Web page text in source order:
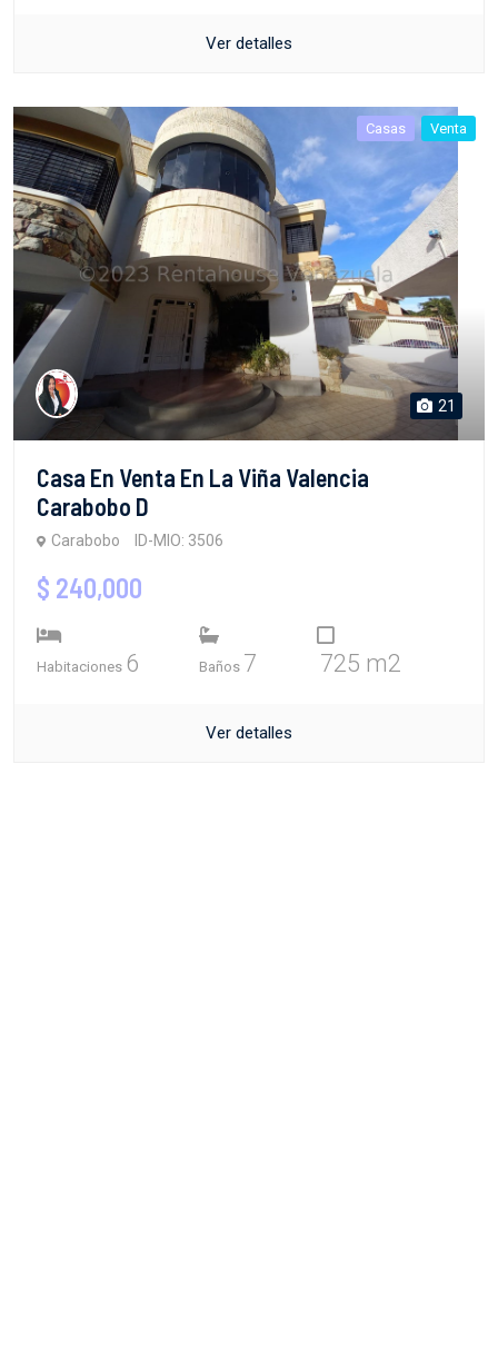
Ver detalles
Casas Venta
21
Casa En Venta En La Viña Valencia
Carabobo D
Carabobo ID-MIO: 3506
$ 240,000
Habitaciones 6 Baños 7 725 m2
Ver detalles